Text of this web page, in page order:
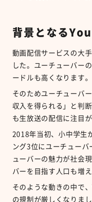
背景となる
動画配信サービスの大
した。ユーチューバー
ードルも高くなります。
そのためユーチューバ
収入を得られる」と判
も生放送の配信に注目
2018年当初、小中学生
ング3位にユーチュー
ューバーの魅力が社会
バーを目指す人口も増え
そのような動きの中で
の規制が厳しくなりま